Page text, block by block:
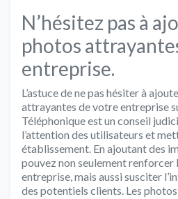
N’hésitez pas à
photos
entreprise.
L’astuce de ne pas hésiter à
attrayantes de votre entreprise
Téléphonique est un conseil
l’attention des utilisateurs et
établissement. En ajoutant des
pouvez non seulement
entreprise, mais aussi susciter
des potentiels clients. Les